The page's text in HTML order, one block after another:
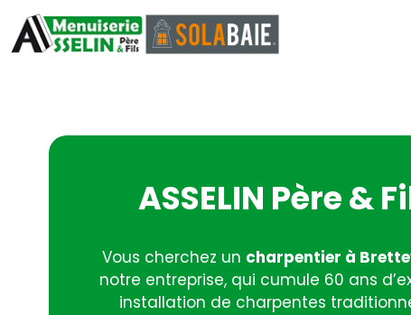
ASSELIN Père
Vous cherchez un charpentier à
notre entreprise, qui cumule 60 ans
installation de charpentes